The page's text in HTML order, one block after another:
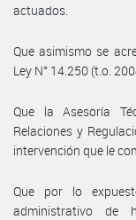
actuados.
Que asimismo se
Ley N° 14.250 (t.o.
Que la Asesoría
Relaciones y
intervención que le
Que por lo
administrativo de